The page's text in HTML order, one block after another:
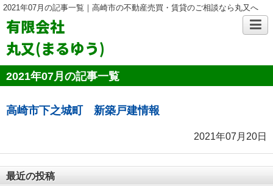
2021年07月の記事一覧｜高崎市の不動産売買・賃貸のご相談なら丸又へ
有限会社
丸又(まるゆう)
2021年07月の記事一覧
高崎市下之城町 新築戸建情報
2021年07月20日
最近の投稿